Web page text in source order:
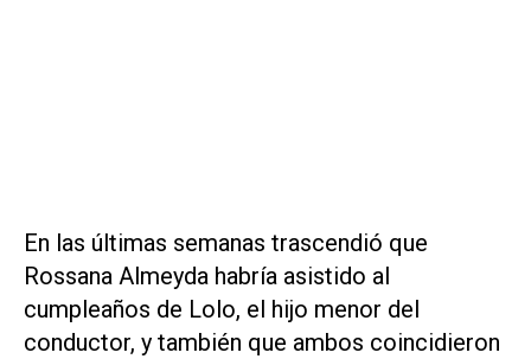
En las últimas semanas trascendió que
Rossana Almeyda habría asistido al
cumpleaños de Lolo, el hijo menor del
conductor, y también que ambos coincidieron